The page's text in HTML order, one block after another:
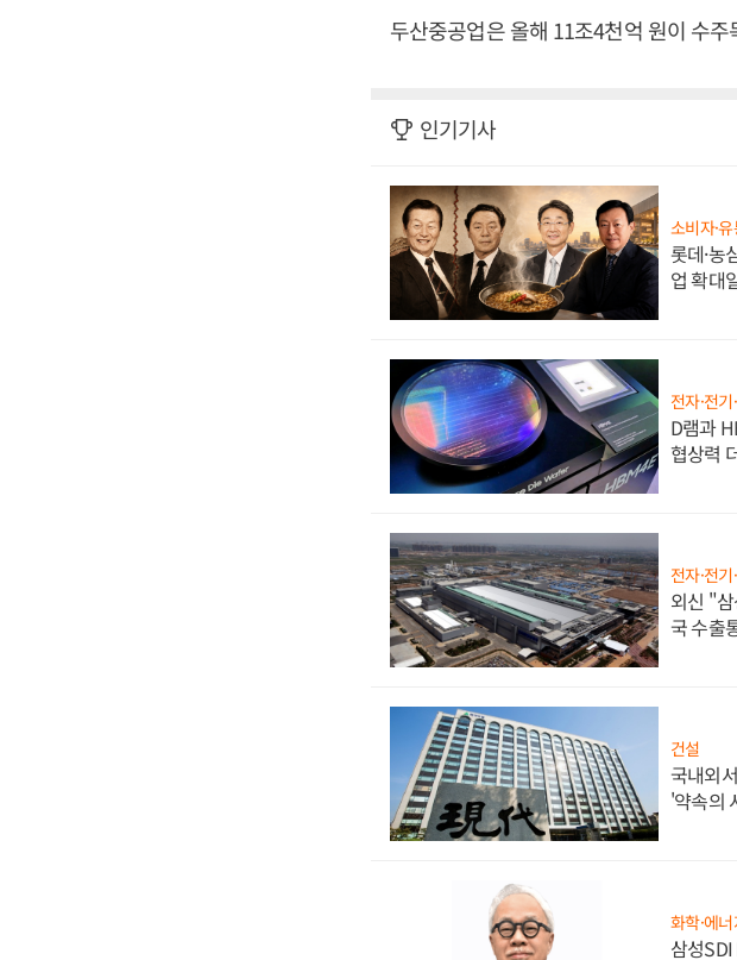
두산중공업은 올해 11조4천억 원이 수
인기기사
소비자·
롯데·농
업 확대
전자·전
D램과
협상력
전자·전
외신 "
국 수출
건설
국내외
'약속의
화학·에너
삼성